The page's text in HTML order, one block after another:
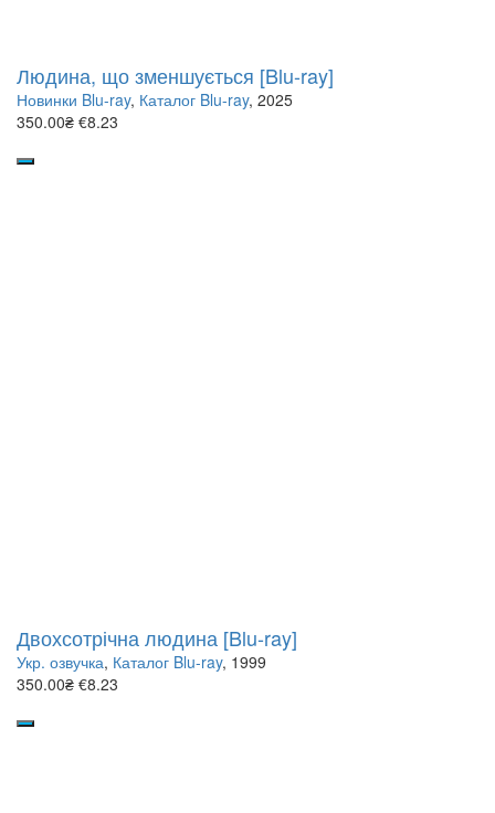
Людина, що зменшується [Blu-ray]
Новинки Blu-ray, Каталог Blu-ray, 2025
350.00₴ €8.23
Двохсотрічна людина [Blu-ray]
Укр. озвучка, Каталог Blu-ray, 1999
350.00₴ €8.23